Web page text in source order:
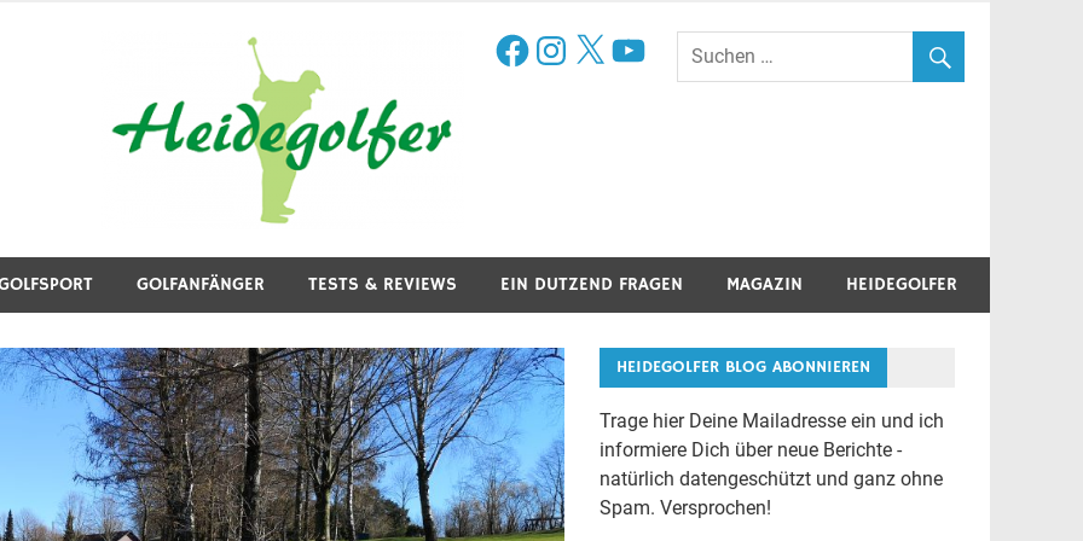
FacebookInstagram
X YouTube
GOLFANFÄNGER TESTS & REVIEWS EIN DUTZEND FRAGEN MAGAZIN HEIDEGOLFER
HEIDEGOLFER BLOG ABONNIEREN
Trage hier Deine Mailadresse ein und ich
informiere Dich über neue Berichte -
natürlich datengeschützt und ganz ohne
Spam. Versprochen!